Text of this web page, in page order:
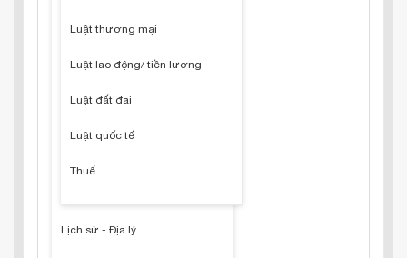
Luật thương mại
Luật lao động/ tiền lương
Luật đất đai
Luật quốc tế
Thuế
Lịch sử - Địa lý